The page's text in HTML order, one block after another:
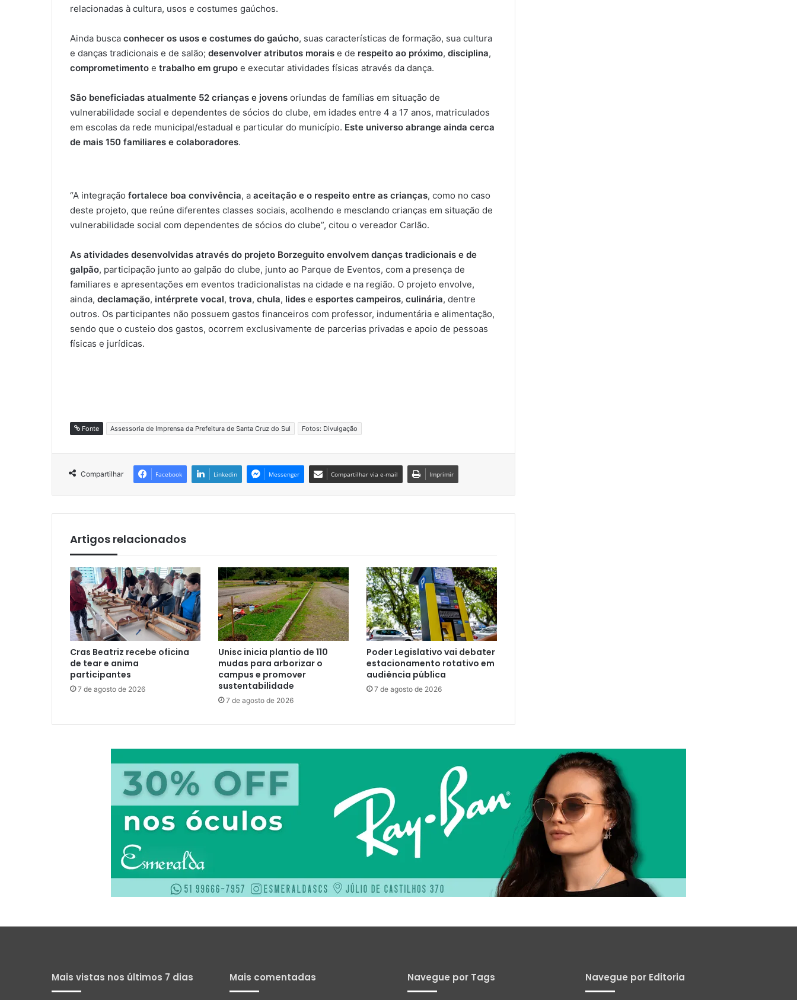
relacionadas à cultura, usos e costumes gaúchos.
Ainda busca conhecer os usos e costumes do gaúcho, suas características de formação, sua cultura
e danças tradicionais e de salão; desenvolver atributos morais e de respeito ao próximo, disciplina,
comprometimento e trabalho em grupo e executar atividades físicas através da dança.
São beneficiadas atualmente 52 crianças e jovens oriundas de famílias em situação de
vulnerabilidade social e dependentes de sócios do clube, em idades entre 4 a 17 anos, matriculados
em escolas da rede municipal/estadual e particular do município. Este universo abrange ainda cerca
de mais 150 familiares e colaboradores.
“A integração fortalece boa convivência, a aceitação e o respeito entre as crianças, como no caso
deste projeto, que reúne diferentes classes sociais, acolhendo e mesclando crianças em situação de
vulnerabilidade social com dependentes de sócios do clube”, citou o vereador Carlão.
As atividades desenvolvidas através do projeto Borzeguito envolvem danças tradicionais e de
galpão, participação junto ao galpão do clube, junto ao Parque de Eventos, com a presença de
familiares e apresentações em eventos tradicionalistas na cidade e na região. O projeto envolve,
ainda, declamação, intérprete vocal, trova, chula, lides e esportes campeiros, culinária, dentre
outros. Os participantes não possuem gastos financeiros com professor, indumentária e alimentação,
sendo que o custeio dos gastos, ocorrem exclusivamente de parcerias privadas e apoio de pessoas
físicas e jurídicas.
Fonte Assessoria de Imprensa da Prefeitura de Santa Cruz do Sul Fotos: Divulgação
Compartilhar Facebook Linkedin Messenger Compartilhar via e-mail Imprimir
Artigos relacionados
Cras Beatriz recebe oficina
de tear e anima
participantes
7 de agosto de 2026
Unisc inicia plantio de 110
mudas para arborizar o
campus e promover
sustentabilidade
7 de agosto de 2026
Poder Legislativo vai debater
estacionamento rotativo em
audiência pública
7 de agosto de 2026
Mais vistas nos últimos 7 dias Mais comentadas Navegue por Tags Navegue por Editoria